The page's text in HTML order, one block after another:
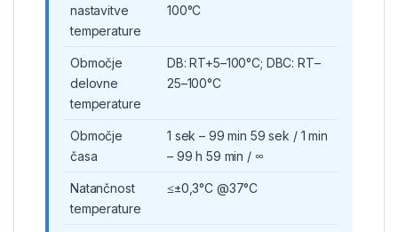
nastavitve
temperature
100°C
Območje
delovne
temperature
DB: RT+5–100°C; DBC: RT–
25–100°C
Območje
časa
1 sek – 99 min 59 sek / 1 min
– 99 h 59 min / ∞
Natančnost
temperature
≤±0,3°C @37°C